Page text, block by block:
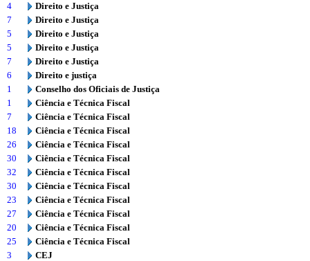
4
Direito e Justiça
7
Direito e Justiça
5
Direito e Justiça
5
Direito e Justiça
7
Direito e Justiça
6
Direito e justiça
1
Conselho dos Oficiais de Justiça
1
Ciência e Técnica Fiscal
7
Ciência e Técnica Fiscal
18
Ciência e Técnica Fiscal
26
Ciência e Técnica Fiscal
30
Ciência e Técnica Fiscal
32
Ciência e Técnica Fiscal
30
Ciência e Técnica Fiscal
23
Ciência e Técnica Fiscal
27
Ciência e Técnica Fiscal
20
Ciência e Técnica Fiscal
25
Ciência e Técnica Fiscal
3
CEJ